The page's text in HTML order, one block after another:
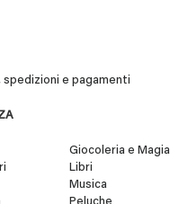
e pagamenti
Giocoleria e Magia
Libri
Musica
Peluche